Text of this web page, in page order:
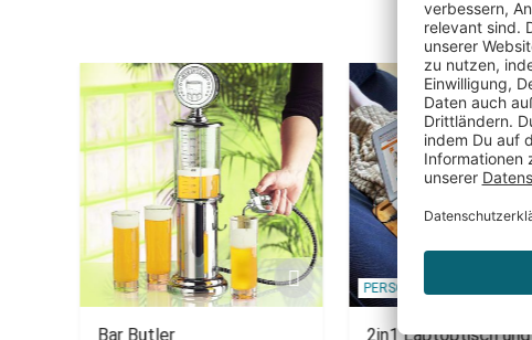
Bar Butler
PERSONALISIERBAR
2in1 Laptoptisch und